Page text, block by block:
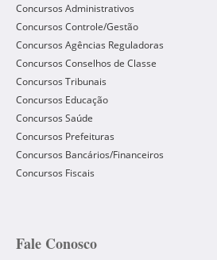
Concursos Administrativos
Concursos Controle/Gestão
Concursos Agências Reguladoras
Concursos Conselhos de Classe
Concursos Tribunais
Concursos Educação
Concursos Saúde
Concursos Prefeituras
Concursos Bancários/Financeiros
Concursos Fiscais
Fale Conosco